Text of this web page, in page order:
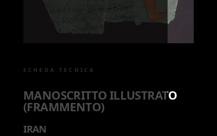
SCHEDA TECNICA
MANOSCRITTO ILLUSTRATO
(FRAMMENTO)
IRAN